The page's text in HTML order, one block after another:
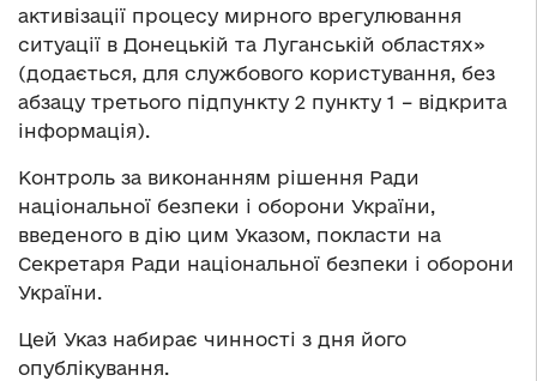
активізації процесу мирного врегулювання
ситуації в Донецькій та Луганській областях»
(додається, для службового користування, без
абзацу третього підпункту 2 пункту 1 – відкрита
інформація).
Контроль за виконанням рішення Ради
національної безпеки і оборони України,
введеного в дію цим Указом, покласти на
Секретаря Ради національної безпеки і оборони
України.
Цей Указ набирає чинності з дня його
опублікування.